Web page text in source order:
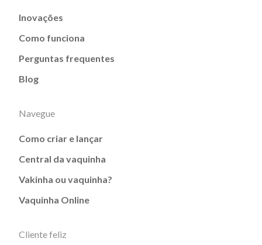
Inovações
Como funciona
Perguntas frequentes
Blog
Navegue
Como criar e lançar
Central da vaquinha
Vakinha ou vaquinha?
Vaquinha Online
Cliente feliz